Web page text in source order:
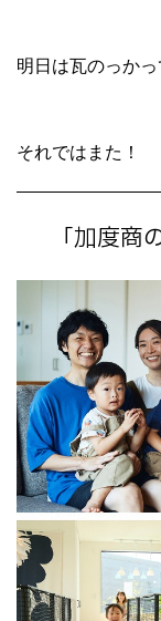
明日は瓦のっかっ
それではまた！
「加度商